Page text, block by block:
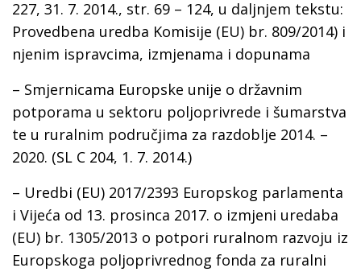
227, 31. 7. 2014., str. 69 – 124, u daljnjem tekstu:
Provedbena uredba Komisije (EU) br. 809/2014) i
njenim ispravcima, izmjenama i dopunama
– Smjernicama Europske unije o državnim
potporama u sektoru poljoprivrede i šumarstva
te u ruralnim područjima za razdoblje 2014. –
2020. (SL C 204, 1. 7. 2014.)
– Uredbi (EU) 2017/2393 Europskog parlamenta
i Vijeća od 13. prosinca 2017. o izmjeni uredaba
(EU) br. 1305/2013 o potpori ruralnom razvoju iz
Europskoga poljoprivrednog fonda za ruralni